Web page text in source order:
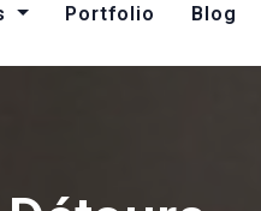
Portfolio Blog